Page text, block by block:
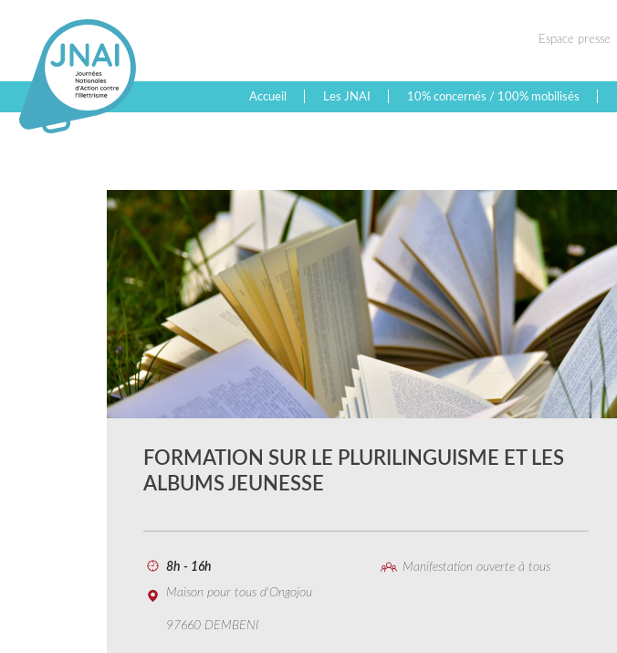
Espace presse
Accueil Les JNAI 10% concernés / 100% mobilisés
FORMATION SUR LE PLURILINGUISME ET LES
ALBUMS JEUNESSE
8h - 16h
Manifestation ouverte à tous
Maison pour tous d'Ongojou
97660 DEMBENI